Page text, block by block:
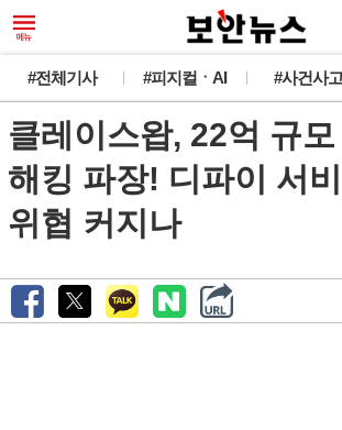
#전체기사 #피지컬ㆍAI #사건사고
클레이스왑, 22억 규
해킹 파장! 디파이 서
위협 커지나